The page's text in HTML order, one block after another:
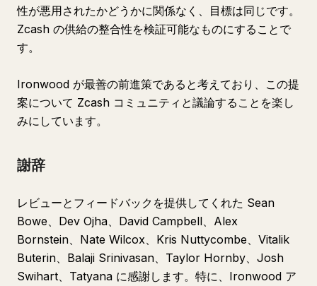
性が悪用されたかどうかに関係なく、目標は同じです。
Zcash の供給の整合性を検証可能なものにすることで
す。
Ironwood が最善の前進策であると考えており、この提
案について Zcash コミュニティと議論することを楽し
みにしています。
謝辞
レビューとフィードバックを提供してくれた Sean
Bowe、Dev Ojha、David Campbell、Alex
Bornstein、Nate Wilcox、Kris Nuttycombe、Vitalik
Buterin、Balaji Srinivasan、Taylor Hornby、Josh
Swihart、Tatyana に感謝します。特に、Ironwood ア